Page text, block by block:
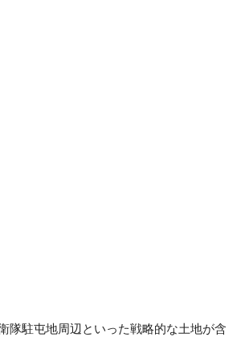
隊駐屯地周辺といった戦略的な土地が含